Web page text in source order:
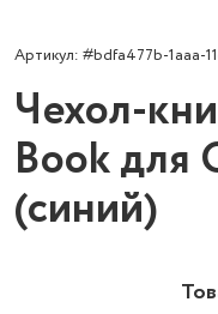
Артикул: #bdfa477b-1aaa-
Чехол-
Book для
(синий)